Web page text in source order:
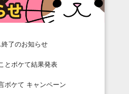
了のお知らせ
とボケて結果発表
ボケて キャンペーン